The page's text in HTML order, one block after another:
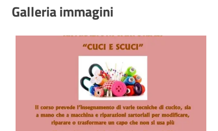
Galleria immagini